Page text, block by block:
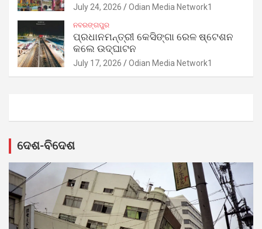
July 24, 2026 Odian Media Network1
ନବରଙ୍ଗପୁର
ପ୍ରଧାନମନ୍ତ୍ରୀ କେସିଙ୍ଗା ରେଳ ଷ୍ଟେଶନ
କଲେ ଉଦ୍‌ଘାଟନ
July 17, 2026 Odian Media Network1
ଦେଶ-ବିଦେଶ